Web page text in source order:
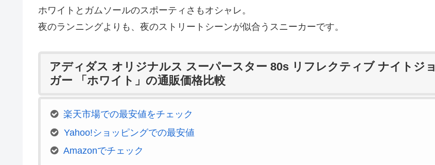
ホワイトとガムソールのスポーティさもオシャレ。
夜のランニングよりも、夜のストリートシーンが似合うスニーカーです。
アディダス オリジナルス スーパースター 80s リフレクティブ ナイトジョ
ガー 「ホワイト」の通販価格比較
楽天市場での最安値をチェック
Yahoo!ショッピングでの最安値
Amazonでチェック